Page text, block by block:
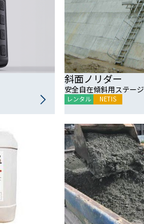
斜面ノリダー
安全自在傾斜用ステージ
レンタル NETIS